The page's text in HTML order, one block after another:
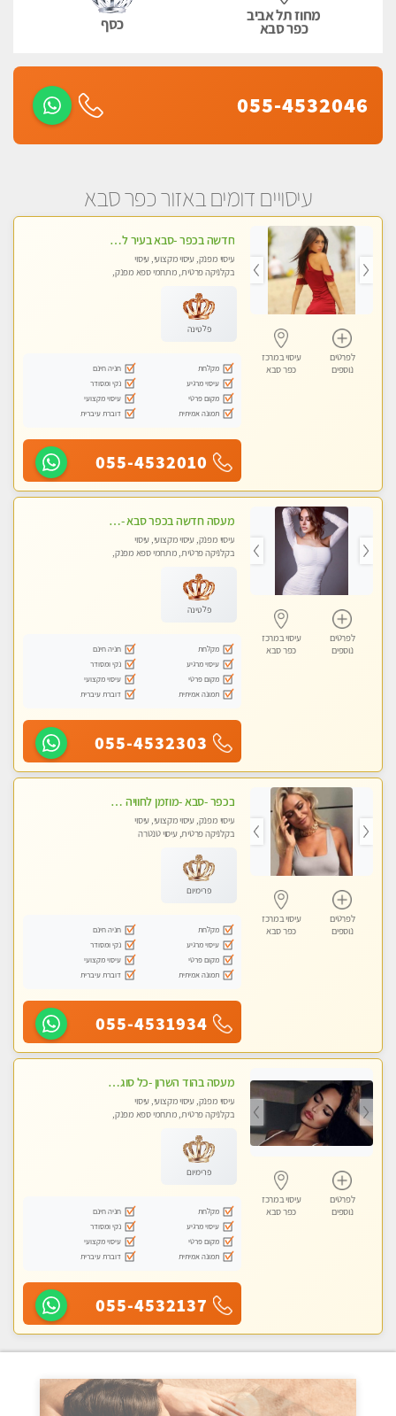
מחוז תל אביב
כפר סבא כסף
055-4532046
עיסויים דומים באזור כפר סבא
לפרטים
נוספים
עיסוי במרכז
כפר סבא
חדשה בכפר -סבא בעיר לעיסוי מפנק מקצועי ואיכותי מאוד
עיסוי מפנק, עיסוי מקצועי, עיסוי
בקלניקה פרטית, מתחמי ספא מפנק,
פלטינה
מקלחת
חניה חינם
עיסוי מרגיע
נקי ומסודר
מקום פרטי
עיסוי מקצועי
תמונה אמיתית
דוברת עיברית
055-4532010
לפרטים
נוספים
עיסוי במרכז
כפר סבא
מעסה חדשה בכפר סבא -מומלץ לחלוטין!!!! מעסה מקצועית צעירה ואיכותית פרטי!!!
עיסוי מפנק, עיסוי מקצועי, עיסוי
בקלניקה פרטית, מתחמי ספא מפנק,
פלטינה
מקלחת
חניה חינם
עיסוי מרגיע
נקי ומסודר
מקום פרטי
עיסוי מקצועי
תמונה אמיתית
דוברת עיברית
055-4532303
לפרטים
נוספים
עיסוי במרכז
כפר סבא
בכפר -סבא -מוזמן לחוויה בלתי נשכחת!!!עיסוי מפנק ביותר מומלץ לחלוטין!!!
עיסוי מפנק, עיסוי מקצועי, עיסוי
בקלניקה פרטית, עיסוי טנטרה
פרימיום
מקלחת
חניה חינם
עיסוי מרגיע
נקי ומסודר
מקום פרטי
עיסוי מקצועי
תמונה אמיתית
דוברת עיברית
055-4531934
לפרטים
נוספים
עיסוי במרכז
כפר סבא
מעסה בהוד השרון -כל סוגי העיסויים מעסה מקצועית ואיכותית פרטי!!!מומלץ לחלוטין!!
עיסוי מפנק, עיסוי מקצועי, עיסוי
בקלניקה פרטית, מתחמי ספא מפנק,
פרימיום
מקלחת
חניה חינם
עיסוי מרגיע
נקי ומסודר
מקום פרטי
עיסוי מקצועי
תמונה אמיתית
דוברת עיברית
055-4532137